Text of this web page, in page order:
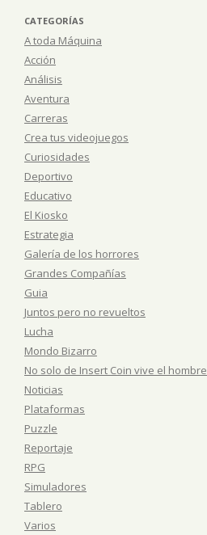
CATEGORÍAS
A toda Máquina
Acción
Análisis
Aventura
Carreras
Crea tus videojuegos
Curiosidades
Deportivo
Educativo
El Kiosko
Estrategia
Galería de los horrores
Grandes Compañías
Guia
Juntos pero no revueltos
Lucha
Mondo Bizarro
No solo de Insert Coin vive el hombre
Noticias
Plataformas
Puzzle
Reportaje
RPG
Simuladores
Tablero
Varios